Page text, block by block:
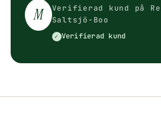
M
Verifierad kund på
Saltsjö-Boo
✓ Verifierad kund